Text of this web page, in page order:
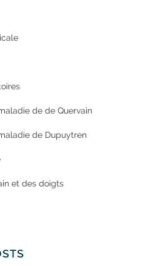
de de Quervain
de Dupuytren
et des doigts